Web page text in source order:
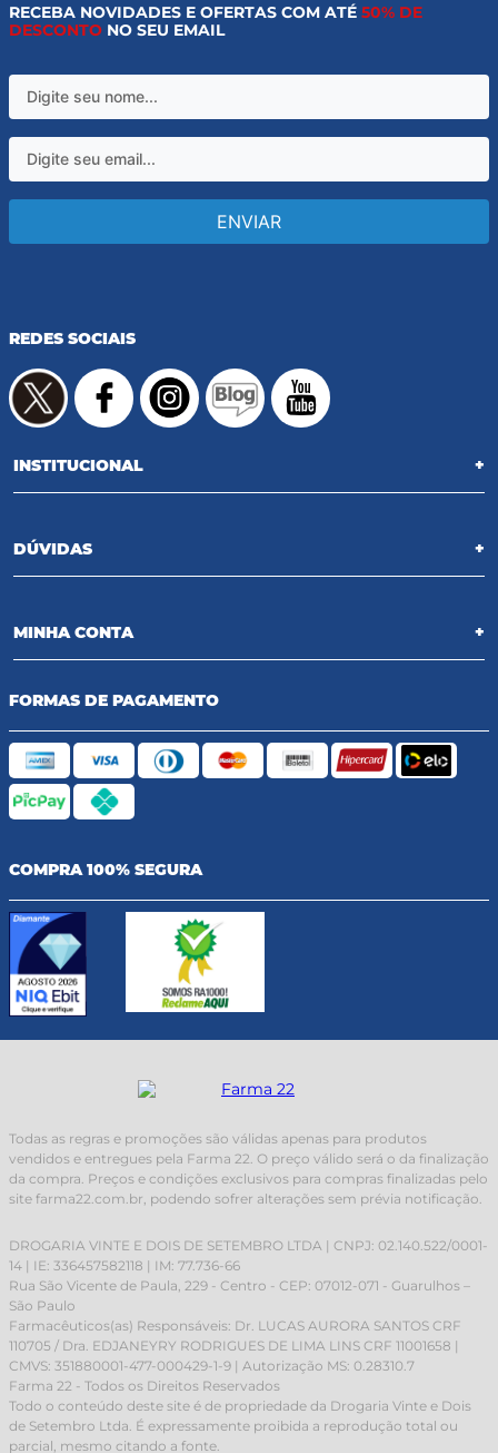
RECEBA NOVIDADES E OFERTAS COM ATÉ 50% DE
DESCONTO NO SEU EMAIL
ENVIAR
REDES SOCIAIS
INSTITUCIONAL +
DÚVIDAS +
MINHA CONTA +
FORMAS DE PAGAMENTO
COMPRA 100% SEGURA
Todas as regras e promoções são válidas apenas para produtos
vendidos e entregues pela Farma 22. O preço válido será o da finalização
da compra. Preços e condições exclusivos para compras finalizadas pelo
site farma22.com.br, podendo sofrer alterações sem prévia notificação.
DROGARIA VINTE E DOIS DE SETEMBRO LTDA | CNPJ: 02.140.522/0001-
14 | IE: 336457582118 | IM: 77.736-66
Rua São Vicente de Paula, 229 - Centro - CEP: 07012-071 - Guarulhos –
São Paulo
Farmacêuticos(as) Responsáveis: Dr. LUCAS AURORA SANTOS CRF
110705 / Dra. EDJANEYRY RODRIGUES DE LIMA LINS CRF 11001658 |
CMVS: 351880001-477-000429-1-9 | Autorização MS: 0.28310.7
Farma 22 - Todos os Direitos Reservados
Todo o conteúdo deste site é de propriedade da Drogaria Vinte e Dois
de Setembro Ltda. É expressamente proibida a reprodução total ou
parcial, mesmo citando a fonte.